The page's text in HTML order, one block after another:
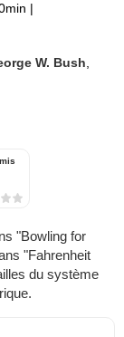
|
W. Bush
"Bowling for
"Fahrenheit
du système